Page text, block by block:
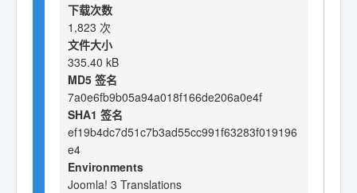
下载次数
1,823 次
文件大小
335.40 kB
MD5 签名
7a0e6fb9b05a94a018f166de206a0e4f
SHA1 签名
ef19b4dc7d51c7b3ad55cc991f63283f019196
e4
Environments
Joomla! 3 Translations